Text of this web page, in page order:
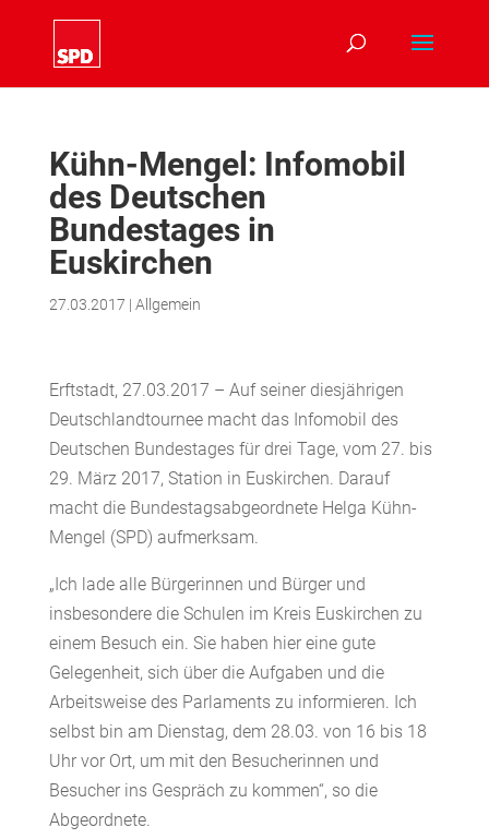
Kühn-Mengel: Infomobil
des Deutschen
Bundestages in
Euskirchen
27.03.2017 | Allgemein
Erftstadt, 27.03.2017 – Auf seiner diesjährigen
Deutschlandtournee macht das Infomobil des
Deutschen Bundestages für drei Tage, vom 27. bis
29. März 2017, Station in Euskirchen. Darauf
macht die Bundestagsabgeordnete Helga Kühn-
Mengel (SPD) aufmerksam.
„Ich lade alle Bürgerinnen und Bürger und
insbesondere die Schulen im Kreis Euskirchen zu
einem Besuch ein. Sie haben hier eine gute
Gelegenheit, sich über die Aufgaben und die
Arbeitsweise des Parlaments zu informieren. Ich
selbst bin am Dienstag, dem 28.03. von 16 bis 18
Uhr vor Ort, um mit den Besucherinnen und
Besucher ins Gespräch zu kommen“, so die
Abgeordnete.